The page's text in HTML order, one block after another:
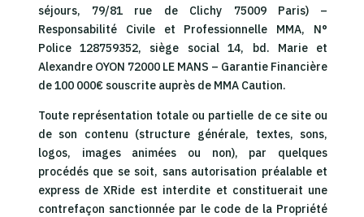
séjours, 79/81 rue de Clichy 75009 Paris) –
Responsabilité Civile et Professionnelle MMA, N°
Police 128759352, siège social 14, bd. Marie et
Alexandre OYON 72000 LE MANS – Garantie Financière
de 100 000€ souscrite auprès de MMA Caution.
Toute représentation totale ou partielle de ce site ou
de son contenu (structure générale, textes, sons,
logos, images animées ou non), par quelques
procédés que se soit, sans autorisation préalable et
express de XRide est interdite et constituerait une
contrefaçon sanctionnée par le code de la Propriété